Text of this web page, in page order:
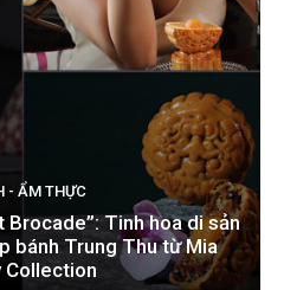
- ẨM THỰC
Brocade”: Tinh hoa di sản
bánh Trung Thu từ Mia
Collection